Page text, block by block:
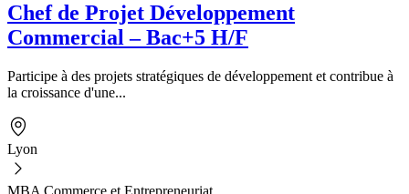
Chef de Projet Développement
Commercial – Bac+5 H/F
Participe à des projets stratégiques de développement et contribue à
la croissance d'une...
Lyon